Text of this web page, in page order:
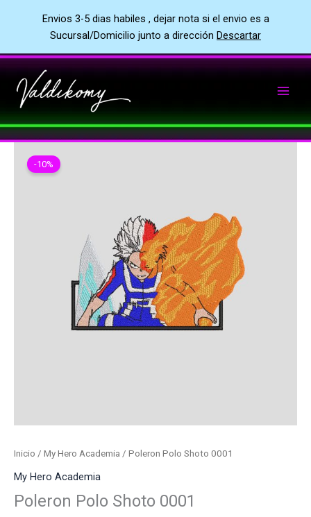
Envios 3-5 dias habiles , dejar nota si el envio es a
Sucursal/Domicilio junto a dirección Descartar
al
contenido
-10%
Inicio / My Hero Academia / Poleron Polo Shoto 0001
My Hero Academia
Poleron Polo Shoto 0001